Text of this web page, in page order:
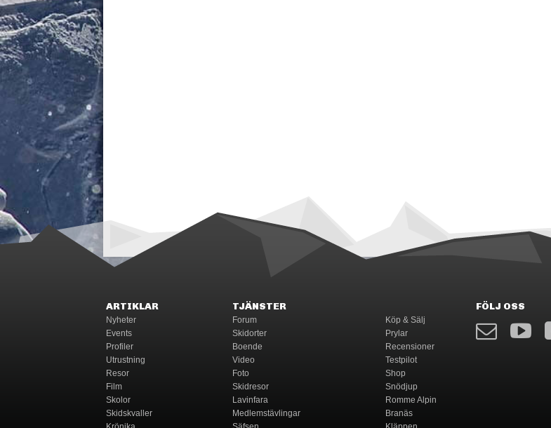
ARTIKLAR
Nyheter
Events
Profiler
Utrustning
Resor
Film
Skolor
Skidskvaller
TJÄNSTER
Forum
Skidorter
Boende
Video
Foto
Skidresor
Lavinfara
Medlemstävlingar
Köp & Sälj
Prylar
Recensioner
Testpilot
Shop
Snödjup
Romme Alpin
Branäs
FÖLJ OSS